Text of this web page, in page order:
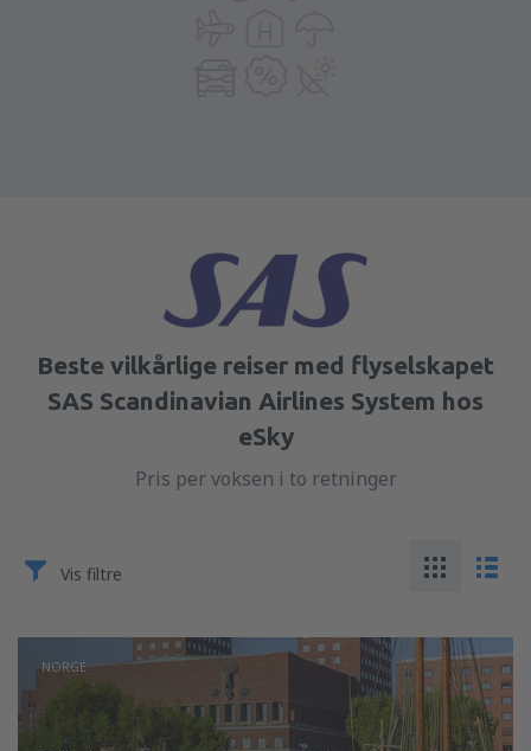
Beste vilkårlige reiser med flyselskapet
SAS Scandinavian Airlines System hos
eSky
Pris per voksen i to retninger
Vis filtre
NORGE